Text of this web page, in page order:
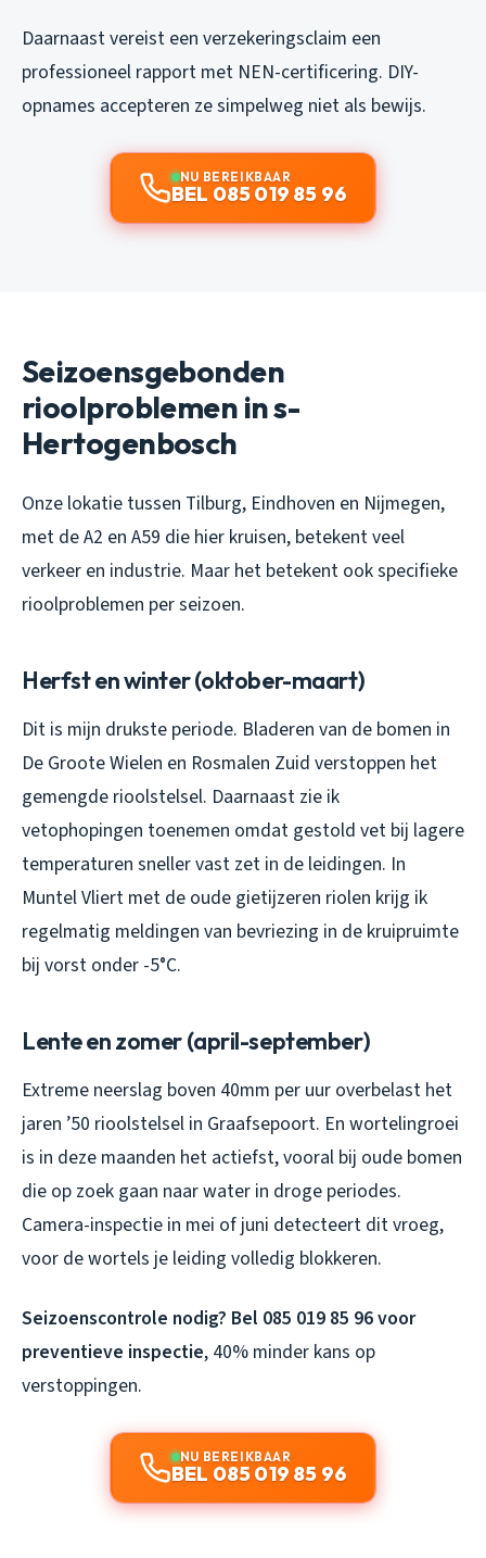
Daarnaast vereist een verzekeringsclaim een
professioneel rapport met NEN-certificering. DIY-
opnames accepteren ze simpelweg niet als bewijs.
NU BEREIKBAAR
BEL 085 019 85 96
Seizoensgebonden
rioolproblemen in s-
Hertogenbosch
Onze lokatie tussen Tilburg, Eindhoven en Nijmegen,
met de A2 en A59 die hier kruisen, betekent veel
verkeer en industrie. Maar het betekent ook specifieke
rioolproblemen per seizoen.
Herfst en winter (oktober-maart)
Dit is mijn drukste periode. Bladeren van de bomen in
De Groote Wielen en Rosmalen Zuid verstoppen het
gemengde rioolstelsel. Daarnaast zie ik
vetophopingen toenemen omdat gestold vet bij lagere
temperaturen sneller vast zet in de leidingen. In
Muntel Vliert met de oude gietijzeren riolen krijg ik
regelmatig meldingen van bevriezing in de kruipruimte
bij vorst onder -5°C.
Lente en zomer (april-september)
Extreme neerslag boven 40mm per uur overbelast het
jaren ’50 rioolstelsel in Graafsepoort. En wortelingroei
is in deze maanden het actiefst, vooral bij oude bomen
die op zoek gaan naar water in droge periodes.
Camera-inspectie in mei of juni detecteert dit vroeg,
voor de wortels je leiding volledig blokkeren.
Seizoenscontrole nodig? Bel 085 019 85 96 voor
preventieve inspectie, 40% minder kans op
verstoppingen.
NU BEREIKBAAR
BEL 085 019 85 96